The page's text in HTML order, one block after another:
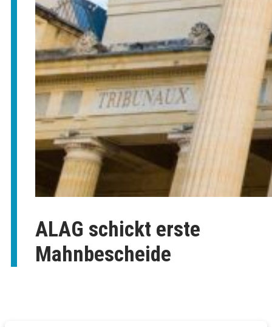
ALAG schickt erste
Mahnbescheide